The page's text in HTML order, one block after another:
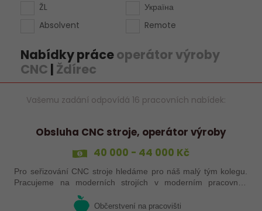
ŽL
Absolvent
Україна
Remote
Nabídky práceoperátor výroby
CNC | Ždírec
Vašemu zadání odpovídá 16 pracovních nabídek:
Obsluha CNC stroje, operátor výroby
40 000 - 44 000 Kč
Pro seřizování CNC stroje hledáme pro náš malý tým kolegu.
Pracujeme na moderních strojích v moderním pracovním
prostředí. Pracovistě 5 km od Jihlavy.
Občerstvení na pracovišti